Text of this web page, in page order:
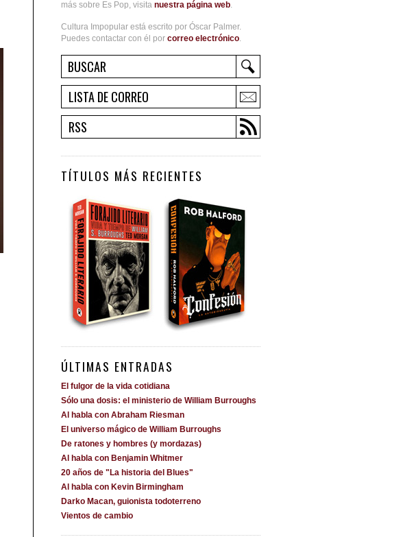
más sobre Es Pop, visita nuestra página web
Cultura Impopular está escrito por Óscar Palmer.
Puedes contactar con él por correo electrónico
LISTA DE CORREO
RSS
TÍTULOS MÁS RECIENTES
ÚLTIMAS ENTRADAS
El fulgor de la vida cotidiana
Sólo una dosis: el ministerio de William Burroughs
Al habla con Abraham Riesman
El universo mágico de William Burroughs
De ratones y hombres (y mordazas)
Al habla con Benjamin Whitmer
20 años de "La historia del Blues"
Al habla con Kevin Birmingham
Darko Macan, guionista todoterreno
Vientos de cambio